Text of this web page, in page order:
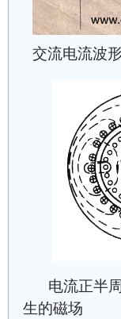
交流电流
电流正半
生的磁场